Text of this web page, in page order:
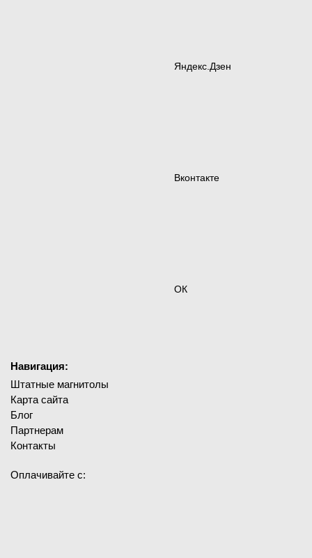
Яндекс.Дзен
Вконтакте
ОК
Навигация:
Штатные магнитолы
Карта сайта
Блог
Партнерам
Контакты
Оплачивайте с: